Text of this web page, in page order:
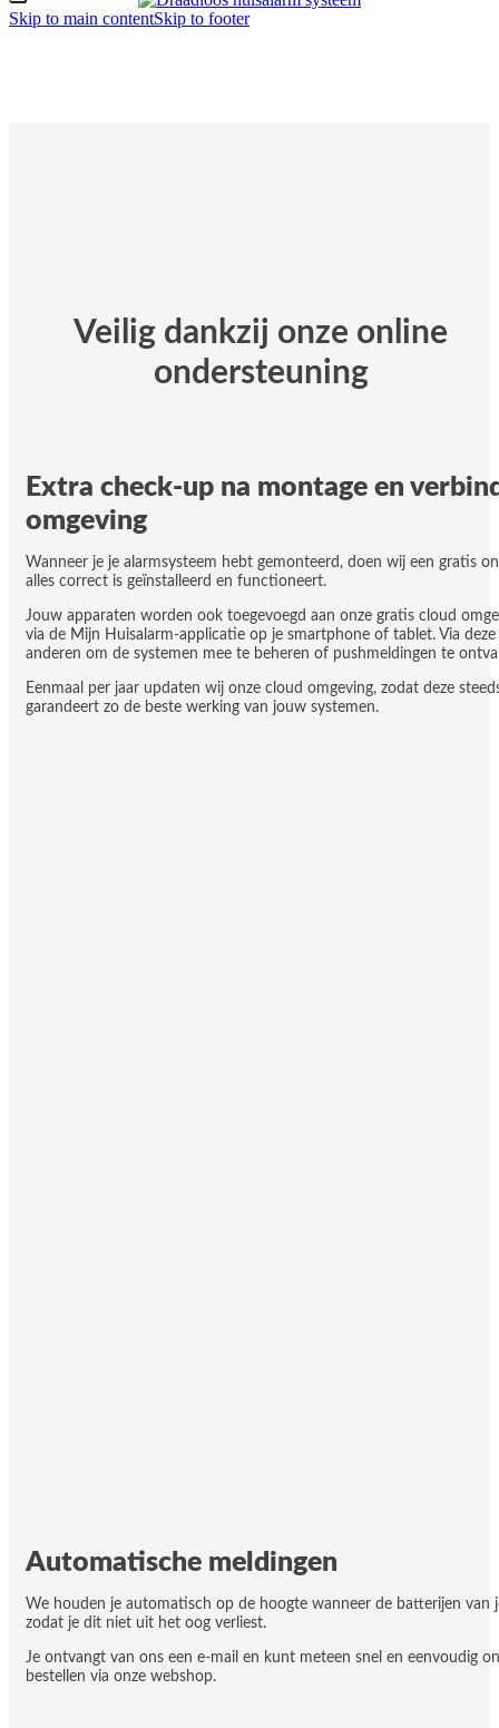
Skip to main contentSkip to footer
Veilig dankzij onze online
ondersteuning
Extra check-up na montage en
omgeving
Wanneer je je alarmsysteem hebt gemonteerd, doen wij een gratis
alles correct is geïnstalleerd en functioneert.
Jouw apparaten worden ook toegevoegd aan onze gratis cloud
via de Mijn Huisalarm-applicatie op je smartphone of tablet. Via
anderen om de systemen mee te beheren of pushmeldingen te
Eenmaal per jaar updaten wij onze cloud omgeving, zodat deze
garandeert zo de beste werking van jouw systemen.
Automatische meldingen
We houden je automatisch op de hoogte wanneer de batterijen van
zodat je dit niet uit het oog verliest.
Je ontvangt van ons een e-mail en kunt meteen snel en eenvoudig
bestellen via onze webshop.